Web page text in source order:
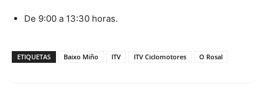
De 9:00 a 13:30 horas.
ETIQUETAS Baixo Miño ITV ITV Ciclomotores O Rosal